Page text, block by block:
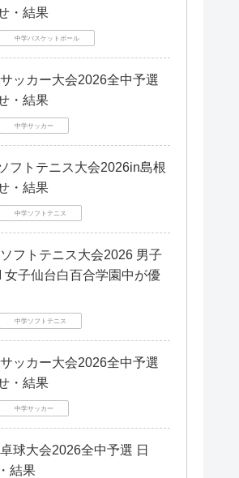
・結果
中学バスケットボール
ッカー大会2026全中予選
・結果
中学サッカー
フトテニス大会2026in島根
・結果
中学ソフトテニス
フトテニス大会2026 男子
女子仙台白百合学園中が優
中学ソフトテニス
ッカー大会2026全中予選
・結果
中学サッカー
球大会2026全中予選 日
結果